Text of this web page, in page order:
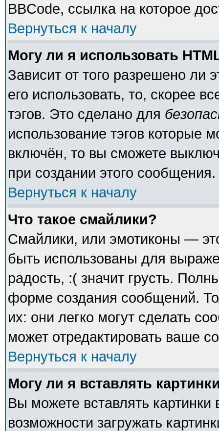
BBCode, ссылка на которое
Вернуться к началу
Могу ли я использовать
Зависит от того разрешено ли
его использовать, то, скорее
тэгов. Это сделано для
использование тэгов которые
включён, то вы сможете
при создании этого сообщения.
Вернуться к началу
Что такое смайлики?
Смайлики, или эмотиконы —
быть использованы для
радость, :( значит грусть.
форме создания сообщений.
их: они легко могут сделать
может отредактировать ваше
Вернуться к началу
Могу ли я вставлять
Вы можете вставлять
возможности загружать